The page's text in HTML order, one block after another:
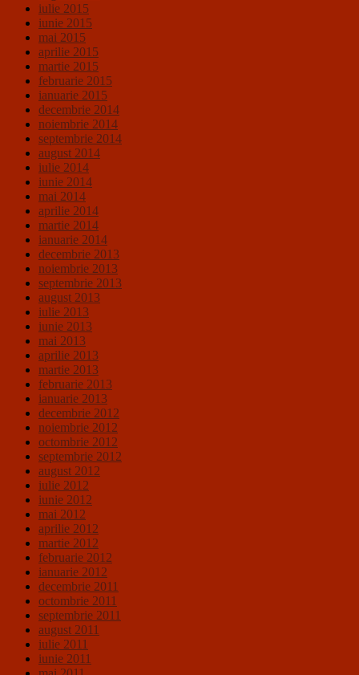
iulie 2015
iunie 2015
mai 2015
aprilie 2015
martie 2015
februarie 2015
ianuarie 2015
decembrie 2014
noiembrie 2014
septembrie 2014
august 2014
iulie 2014
iunie 2014
mai 2014
aprilie 2014
martie 2014
ianuarie 2014
decembrie 2013
noiembrie 2013
septembrie 2013
august 2013
iulie 2013
iunie 2013
mai 2013
aprilie 2013
martie 2013
februarie 2013
ianuarie 2013
decembrie 2012
noiembrie 2012
octombrie 2012
septembrie 2012
august 2012
iulie 2012
iunie 2012
mai 2012
aprilie 2012
martie 2012
februarie 2012
ianuarie 2012
decembrie 2011
octombrie 2011
septembrie 2011
august 2011
iulie 2011
iunie 2011